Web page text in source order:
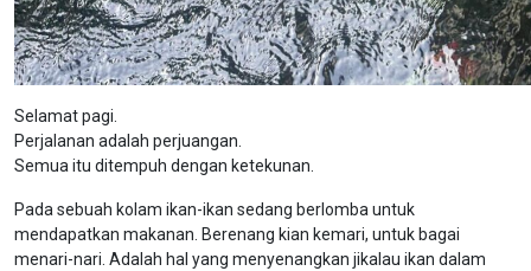
Selamat pagi.
Perjalanan adalah perjuangan.
Semua itu ditempuh dengan ketekunan.
Pada sebuah kolam ikan-ikan sedang berlomba untuk
mendapatkan makanan. Berenang kian kemari, untuk bagai
menari-nari. Adalah hal yang menyenangkan jikalau ikan dalam